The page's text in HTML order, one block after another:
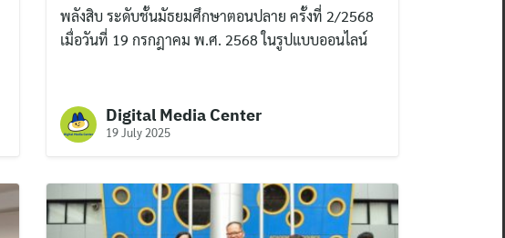
พลังสิบ ระดับชั้นมัธยมศึกษาตอนปลาย ครั้งที่ 2/2568
เมื่อวันที่ 19 กรกฎาคม พ.ศ. 2568 ในรูปแบบออนไลน์
Digital Media Center
19 July 2025